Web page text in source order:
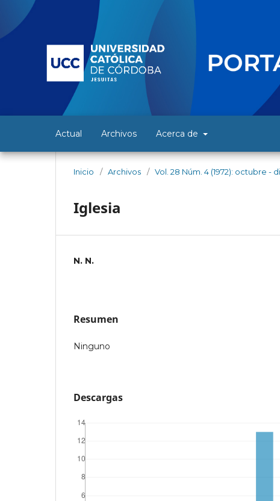
Actual Archivos Acerca de
Inicio / Archivos / Vol. 28 Núm. 4 (1972): octubre -
Iglesia
N. N.
Resumen
Ninguno
Descargas